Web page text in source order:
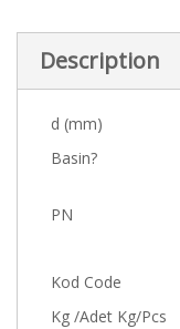
Description
d (mm)
Basin?
PN
Kod Code
Kg /Adet Kg/Pcs